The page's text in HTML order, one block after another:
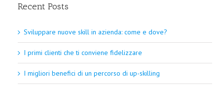
Recent Posts
Sviluppare nuove skill in azienda: come e dove?
I primi clienti che ti conviene fidelizzare
I migliori benefici di un percorso di up-skilling